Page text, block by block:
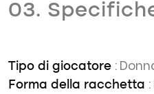
03.
Tipo di giocatore :
Forma della racchetta